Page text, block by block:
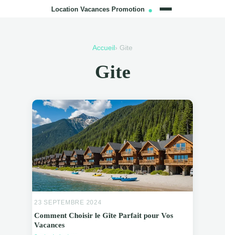
Accueil › Gite
Gite
23 SEPTEMBRE 2024
Comment Choisir le Gîte Parfait pour Vos
Vacances